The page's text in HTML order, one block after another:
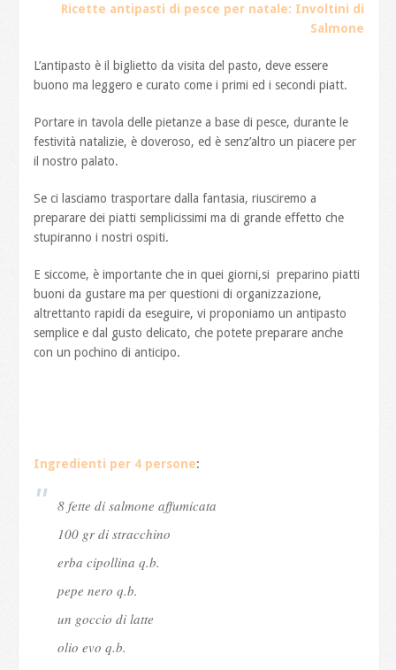
Ricette antipasti di pesce per natale: Involtini di
Salmone
L’antipasto è il biglietto da visita del pasto, deve essere
buono ma leggero e curato come i primi ed i secondi piatt.
Portare in tavola delle pietanze a base di pesce, durante le
festività natalizie, è doveroso, ed è senz’altro un piacere per
il nostro palato.
Se ci lasciamo trasportare dalla fantasia, riusciremo a
preparare dei piatti semplicissimi ma di grande effetto che
stupiranno i nostri ospiti.
E siccome, è importante che in quei giorni,si preparino piatti
buoni da gustare ma per questioni di organizzazione,
altrettanto rapidi da eseguire, vi proponiamo un antipasto
semplice e dal gusto delicato, che potete preparare anche
con un pochino di anticipo.
Ingredienti per 4 persone:
8 fette di salmone affumicata
100 gr di stracchino
erba cipollina q.b.
pepe nero q.b.
un goccio di latte
olio evo q.b.